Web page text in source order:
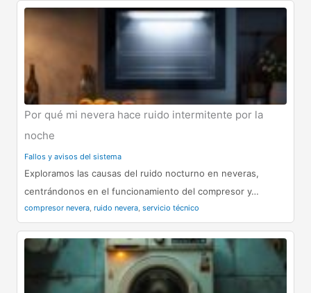
Por qué mi nevera hace ruido intermitente por la
noche
Fallos y avisos del sistema
Exploramos las causas del ruido nocturno en neveras,
centrándonos en el funcionamiento del compresor y…
compresor nevera, ruido nevera, servicio técnico